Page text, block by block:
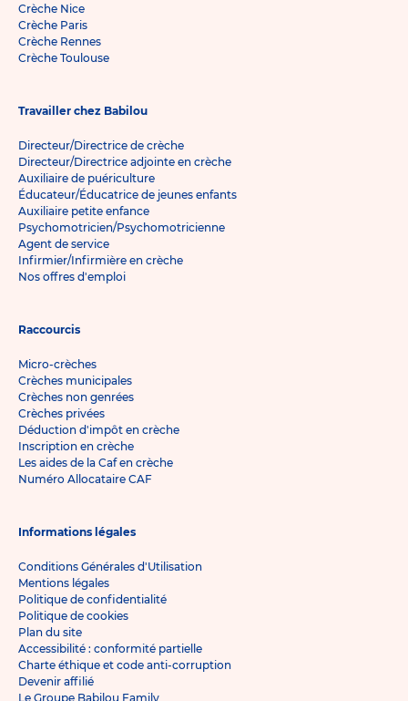
Crèche Nice
Crèche Paris
Crèche Rennes
Crèche Toulouse
Travailler chez Babilou
Directeur/Directrice de crèche
Directeur/Directrice adjointe en crèche
Auxiliaire de puériculture
Éducateur/Éducatrice de jeunes enfants
Auxiliaire petite enfance
Psychomotricien/Psychomotricienne
Agent de service
Infirmier/Infirmière en crèche
Nos offres d'emploi
Raccourcis
Micro-crèches
Crèches municipales
Crèches non genrées
Crèches privées
Déduction d'impôt en crèche
Inscription en crèche
Les aides de la Caf en crèche
Numéro Allocataire CAF
Informations légales
Conditions Générales d'Utilisation
Mentions légales
Politique de confidentialité
Politique de cookies
Plan du site
Accessibilité : conformité partielle
Charte éthique et code anti-corruption
Devenir affilié
Le Groupe Babilou Family